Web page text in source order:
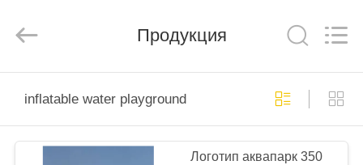
ПРОДУКТЫ
Factory.
Продукция
inflatable water playground
Логотип аквапарк 350